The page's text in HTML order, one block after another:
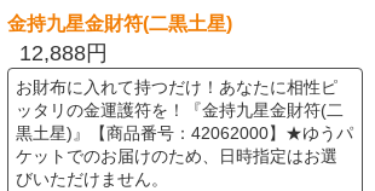
金持九星金財符(二黒土星)
12,888円
お財布に入れて持つだけ！あなたに相性ピ
ッタリの金運護符を！『金持九星金財符(二
黒土星)』【商品番号：42062000】★ゆうパ
ケットでのお届けのため、日時指定はお選
びいただけません。